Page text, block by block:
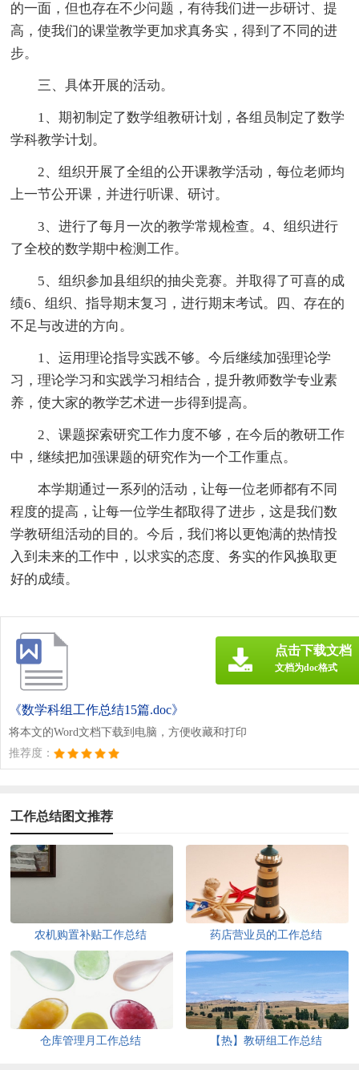
的一面，但也存在不少问题，有待我们进一步研讨、提
高，使我们的课堂教学更加求真务实，得到了不同的进
步。
三、具体开展的活动。
1、期初制定了数学组教研计划，各组员制定了数学
学科教学计划。
2、组织开展了全组的公开课教学活动，每位老师均
上一节公开课，并进行听课、研讨。
3、进行了每月一次的教学常规检查。4、组织进行
了全校的数学期中检测工作。
5、组织参加县组织的抽尖竞赛。并取得了可喜的成
绩6、组织、指导期末复习，进行期末考试。四、存在的
不足与改进的方向。
1、运用理论指导实践不够。今后继续加强理论学
习，理论学习和实践学习相结合，提升教师数学专业素
养，使大家的教学艺术进一步得到提高。
2、课题探索研究工作力度不够，在今后的教研工作
中，继续把加强课题的研究作为一个工作重点。
本学期通过一系列的活动，让每一位老师都有不同
程度的提高，让每一位学生都取得了进步，这是我们数
学教研组活动的目的。今后，我们将以更饱满的热情投
入到未来的工作中，以求实的态度、务实的作风换取更
好的成绩。
《数学科组工作总结15篇.doc》
将本文的Word文档下载到电脑，方便收藏和打印
推荐度：
点击下载文档
文档为doc格式
工作总结图文推荐
农机购置补贴工作总结 药店营业员的工作总结
仓库管理月工作总结 【热】教研组工作总结